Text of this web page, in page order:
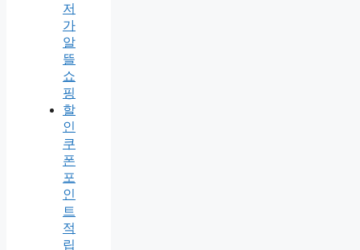
저
가
알
뜰
쇼
핑
할
인
쿠
폰
포
인
트
적
립